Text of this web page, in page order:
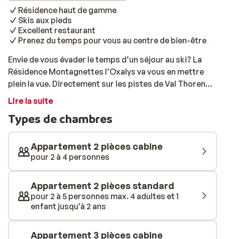
Résidence haut de gamme
Skis aux pieds
Excellent restaurant
Prenez du temps pour vous au centre de bien-être
Envie de vous évader le temps d’un séjour au ski? La
Résidence Montagnettes l’Oxalys va vous en mettre
plein la vue. Directement sur les pistes de Val Thorens,
elle a l’apparence d’un chalet traditionnel et abrite des
n’est qu’à 300 mètres et donc facilement accessible à
pied. Les appartements sont décorés avec soin, aucun
détail n’est négligé. La plupart d’entre eux disposent
d’une belle cheminée et tous possèdent un balcon où il
fait bon boire un café au soleil et admirer la vue. De
plus, chaque logement possède une télévision à écran
plat, une ou plusieurs très belles salles de bain ainsi
qu'une cuisine équipée. Après une journée à l’extérieur,
vous apprécierez sans doute de vous réchauffer à
Lire la suite
Types de chambres
Appartement 2 pièces cabine
pour 2 à 4 personnes
Appartement 2 pièces standard
pour 2 à 5 personnes max. 4 adultes et 1
enfant jusqu'à 2 ans
Appartement 3 pièces cabine